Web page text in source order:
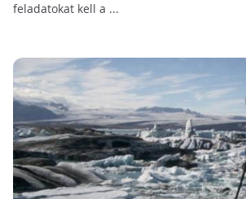
feladatokat kell a ...